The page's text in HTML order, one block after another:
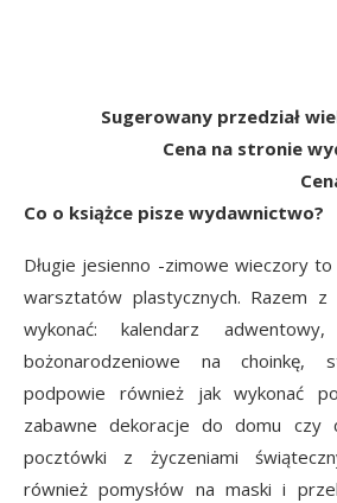
Sugerowany przedział
Cena na stronie
Co o książce pisze wydawnictwo?
Długie jesienno -zimowe wieczory
warsztatów plastycznych. Razem z
wykonać: kalendarz
bożonarodzeniowe na choinkę,
podpowie również jak wykonać
zabawne dekoracje do domu czy
pocztówki z życzeniami
również pomysłów na maski i